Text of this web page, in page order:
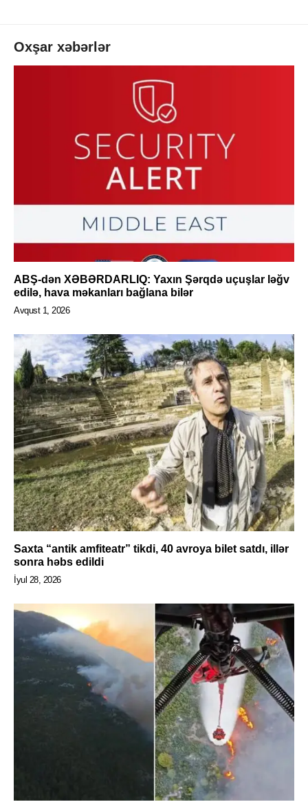
Oxşar xəbərlər
ABŞ-dən XƏBƏRDARLIQ: Yaxın Şərqdə uçuşlar ləğv
edilə, hava məkanları bağlana bilər
Avqust 1, 2026
Saxta “antik amfiteatr” tikdi, 40 avroya bilet satdı, illər
sonra həbs edildi
İyul 28, 2026